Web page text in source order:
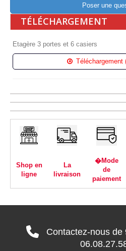
Poser une
TÉLÉCHARGEMENT
Etagère 3 portes et 6 casiers
Téléchargement
Shop en
ligne
La
livraison
�Mode
de
paiement
Contactez-nous de